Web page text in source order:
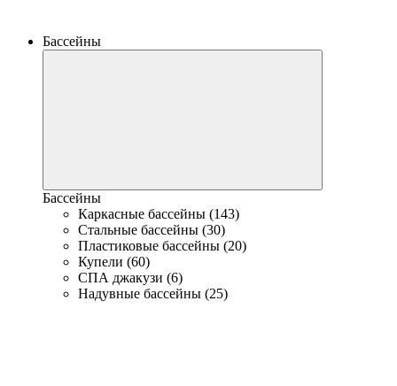
Бассейны
Бассейны
Каркасные бассейны (143)
Стальные бассейны (30)
Пластиковые бассейны (20)
Купели (60)
СПА джакузи (6)
Надувные бассейны (25)